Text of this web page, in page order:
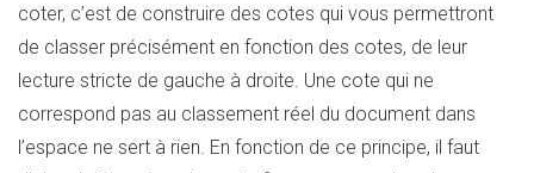
coter, c’est de construire des cotes qui vous permettront
de classer précisément en fonction des cotes, de leur
lecture stricte de gauche à droite. Une cote qui ne
correspond pas au classement réel du document dans
l’espace ne sert à rien. En fonction de ce principe, il faut